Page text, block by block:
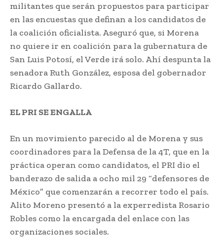
militantes que serán propuestos para participar
en las encuestas que definan a los candidatos de
la coalición oficialista. Aseguró que, si Morena
no quiere ir en coalición para la gubernatura de
San Luis Potosí, el Verde irá solo. Ahí despunta la
senadora Ruth González, esposa del gobernador
Ricardo Gallardo.
EL PRI SE ENGALLA
En un movimiento parecido al de Morena y sus
coordinadores para la Defensa de la 4T, que en la
práctica operan como candidatos, el PRI dio el
banderazo de salida a ocho mil 29 “defensores de
México” que comenzarán a recorrer todo el país.
Alito Moreno presentó a la experredista Rosario
Robles como la encargada del enlace con las
organizaciones sociales.